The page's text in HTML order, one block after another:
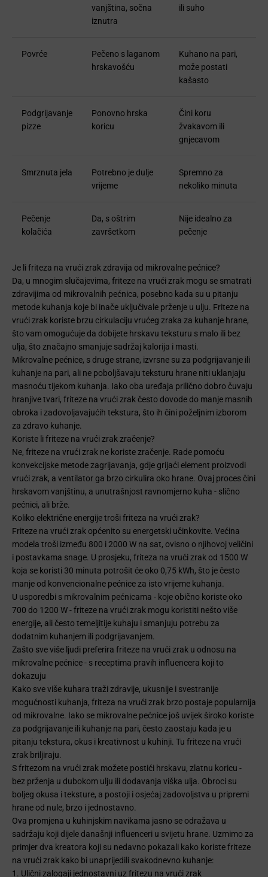
vanjština, sočna
iznutra
ili suho
Povrće
Pečeno s laganom
hrskavošću
Kuhano na pari,
može postati
kašasto
Podgrijavanje
pizze
Ponovno hrska
koricu
Čini koru
žvakavom ili
gnjecavom
Smrznuta jela
Potrebno je dulje
vrijeme
Spremno za
nekoliko minuta
Pečenje
kolačića
Da, s oštrim
završetkom
Nije idealno za
pečenje
Je li friteza na vrući zrak zdravija od mikrovalne pećnice?
Da, u mnogim slučajevima, friteze na vrući zrak mogu se smatrati
zdravijima od mikrovalnih pećnica, posebno kada su u pitanju
metode kuhanja koje bi inače uključivale prženje u ulju. Friteze na
vrući zrak koriste brzu cirkulaciju vrućeg zraka za kuhanje hrane,
što vam omogućuje da dobijete hrskavu teksturu s malo ili bez
ulja, što značajno smanjuje sadržaj kalorija i masti.
Mikrovalne pećnice, s druge strane, izvrsne su za podgrijavanje ili
kuhanje na pari, ali ne poboljšavaju teksturu hrane niti uklanjaju
masnoću tijekom kuhanja. Iako oba uređaja prilično dobro čuvaju
hranjive tvari, friteze na vrući zrak često dovode do manje masnih
obroka i zadovoljavajućih tekstura, što ih čini poželjnim izborom
za zdravo kuhanje.
Koriste li friteze na vrući zrak zračenje?
Ne, friteze na vrući zrak ne koriste zračenje. Rade pomoću
konvekcijske metode zagrijavanja, gdje grijaći element proizvodi
vrući zrak, a ventilator ga brzo cirkulira oko hrane. Ovaj proces čini
hrskavom vanjštinu, a unutrašnjost ravnomjerno kuha - slično
pećnici, ali brže.
Koliko električne energije troši friteza na vrući zrak?
Friteze na vrući zrak općenito su energetski učinkovite. Većina
modela troši između 800 i 2000 W na sat, ovisno o njihovoj veličini
i postavkama snage. U prosjeku, friteza na vrući zrak od 1500 W
koja se koristi 30 minuta potrošit će oko 0,75 kWh, što je često
manje od konvencionalne pećnice za isto vrijeme kuhanja.
U usporedbi s mikrovalnim pećnicama - koje obično koriste oko
700 do 1200 W - friteze na vrući zrak mogu koristiti nešto više
energije, ali često temeljitije kuhaju i smanjuju potrebu za
dodatnim kuhanjem ili podgrijavanjem.
Zašto sve više ljudi preferira friteze na vrući zrak u odnosu na
mikrovalne pećnice - s receptima pravih influencera koji to
dokazuju
Kako sve više kuhara traži zdravije, ukusnije i svestranije
mogućnosti kuhanja, friteza na vrući zrak brzo postaje popularnija
od mikrovalne. Iako se mikrovalne pećnice još uvijek široko koriste
za podgrijavanje ili kuhanje na pari, često zaostaju kada je u
pitanju tekstura, okus i kreativnost u kuhinji. Tu friteze na vrući
zrak briljiraju.
S fritezom na vrući zrak možete postići hrskavu, zlatnu koricu -
bez prženja u dubokom ulju ili dodavanja viška ulja. Obroci su
boljeg okusa i teksture, a postoji i osjećaj zadovoljstva u pripremi
hrane od nule, brzo i jednostavno.
Ova promjena u kuhinjskim navikama jasno se odražava u
sadržaju koji dijele današnji influenceri u svijetu hrane. Uzmimo za
primjer dva kreatora koji su nedavno pokazali kako koriste friteze
na vrući zrak kako bi unaprijedili svakodnevno kuhanje:
1. Ulični zalogaji jednostavni uz fritezu na vrući zrak